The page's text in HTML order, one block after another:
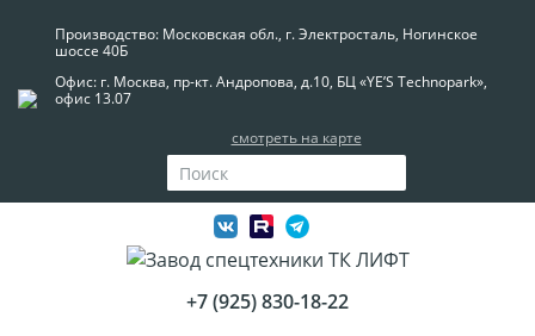
Производство: Московская обл., г. Электросталь, Ногинское
шоссе 40Б
Офис: г. Москва, пр-кт. Андропова, д.10, БЦ «YE’S Technopark»,
офис 13.07
смотреть на карте
+7 (925) 830-18-22